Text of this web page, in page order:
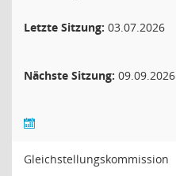
Letzte Sitzung: 03.07.2026
Nächste Sitzung: 09.09.2026
Gleichstellungskommission